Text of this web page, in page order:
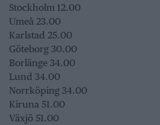
Stockholm 12.00
Umeå 23.00
Karlstad 25.00
Göteborg 30.00
Borlänge 34.00
Lund 34.00
Norrköping 34.00
Kiruna 51.00
Växjö 51.00